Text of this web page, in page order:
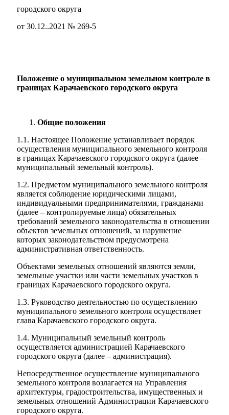
городского округа
от 30.12..2021 № 269-5
Положение о муниципальном земельном контроле в
границах Карачаевского городского округа
Общие положения
1.1. Настоящее Положение устанавливает порядок
осуществления муниципального земельного контроля
в границах Карачаевского городского округа (далее –
муниципальный земельный контроль).
1.2. Предметом муниципального земельного контроля
является соблюдение юридическими лицами,
индивидуальными предпринимателями, гражданами
(далее – контролируемые лица) обязательных
требований земельного законодательства в отношении
объектов земельных отношений, за нарушение
которых законодательством предусмотрена
административная ответственность.
Объектами земельных отношений являются земли,
земельные участки или части земельных участков в
границах Карачаевского городского округа.
1.3. Руководство деятельностью по осуществлению
муниципального земельного контроля осуществляет
глава Карачаевского городского округа.
1.4. Муниципальный земельный контроль
осуществляется администрацией Карачаевского
городского округа (далее – администрация).
Непосредственное осуществление муниципального
земельного контроля возлагается на Управления
архитектуры, градостроительства, имущественных и
земельных отношений Администрации Карачаевского
городского округа.
Об округе